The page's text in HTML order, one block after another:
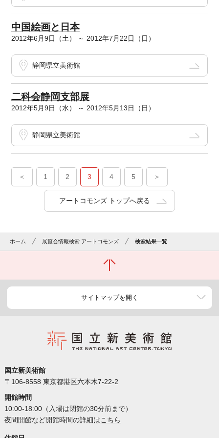
中国絵画と日本
2012年6月9日（土） ～ 2012年7月22日（日）
静岡県立美術館
二科会静岡支部展
2012年5月9日（水） ～ 2012年5月13日（日）
静岡県立美術館
＜ 1 2 3 4 5 ＞
アートコモンズ トップへ戻る
ホーム 展覧会情報検索 アートコモンズ 検索結果一覧
サイトマップを開く
国立新美術館
〒106-8558 東京都港区六本木7-22-2
開館時間
10:00-18:00（入場は閉館の30分前まで）
夜間開館など開館時間の詳細はこちら